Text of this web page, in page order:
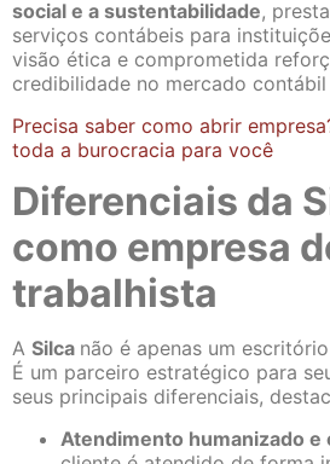
social e a sustentabilidade,
serviços contábeis para
visão ética e comprometida
credibilidade no mercado contábil
Precisa saber como abrir
toda a burocracia para você
Diferenciais da
como empresa
trabalhista
A Silca não é apenas um
É um parceiro estratégico para
seus principais diferenciais,
Atendimento humanizado e